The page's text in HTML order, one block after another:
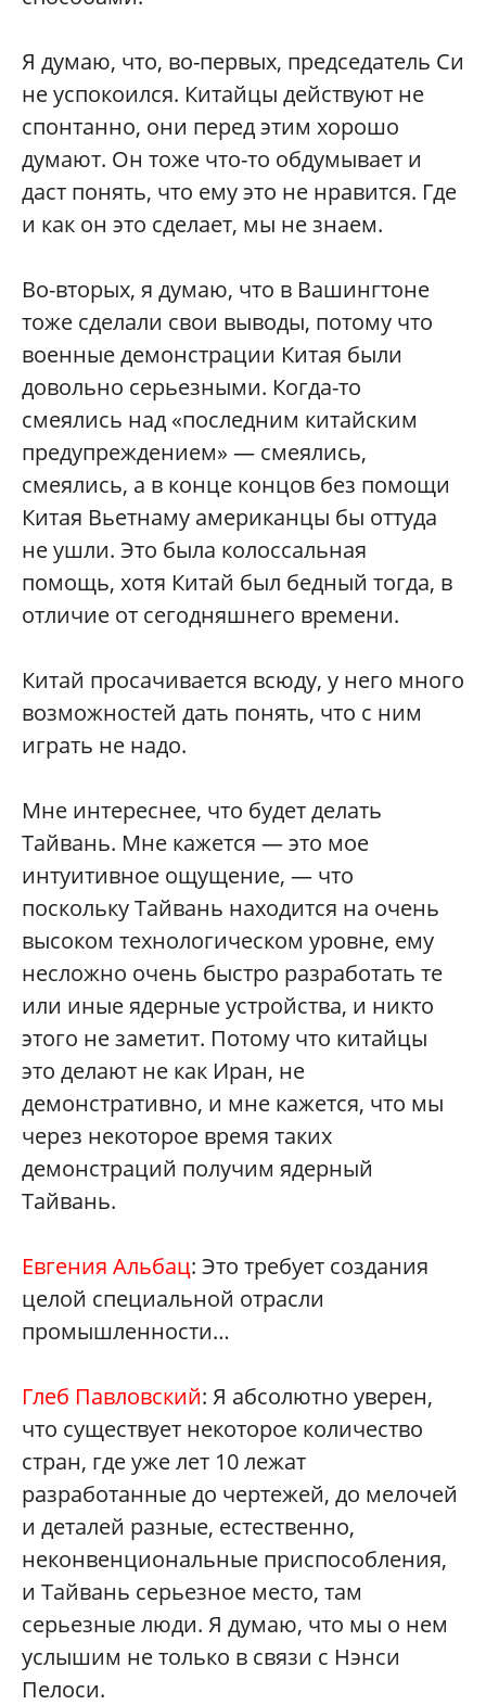
Я думаю, что, во-первых, председатель Си
не успокоился. Китайцы действуют не
спонтанно, они перед этим хорошо
думают. Он тоже что-то обдумывает и
даст понять, что ему это не нравится. Где
и как он это сделает, мы не знаем.
Во-вторых, я думаю, что в Вашингтоне
тоже сделали свои выводы, потому что
военные демонстрации Китая были
довольно серьезными. Когда-то
смеялись над «последним китайским
предупреждением» — смеялись,
смеялись, а в конце концов без помощи
Китая Вьетнаму американцы бы оттуда
не ушли. Это была колоссальная
помощь, хотя Китай был бедный тогда, в
отличие от сегодняшнего времени.
Китай просачивается всюду, у него много
возможностей дать понять, что с ним
играть не надо.
Мне интереснее, что будет делать
Тайвань. Мне кажется — это мое
интуитивное ощущение, — что
поскольку Тайвань находится на очень
высоком технологическом уровне, ему
несложно очень быстро разработать те
или иные ядерные устройства, и никто
этого не заметит. Потому что китайцы
это делают не как Иран, не
демонстративно, и мне кажется, что мы
через некоторое время таких
демонстраций получим ядерный
Тайвань.
Евгения Альбац: Это требует создания
целой специальной отрасли
промышленности…
Глеб Павловский: Я абсолютно уверен,
что существует некоторое количество
стран, где уже лет 10 лежат
разработанные до чертежей, до мелочей
и деталей разные, естественно,
неконвенциональные приспособления,
и Тайвань серьезное место, там
серьезные люди. Я думаю, что мы о нем
услышим не только в связи с Нэнси
Пелоси.